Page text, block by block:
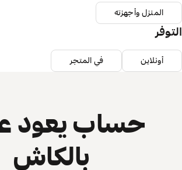
المنزل وأجهزته
التوفر
أونلاين في المتجر
حساب يعود
بالكاش